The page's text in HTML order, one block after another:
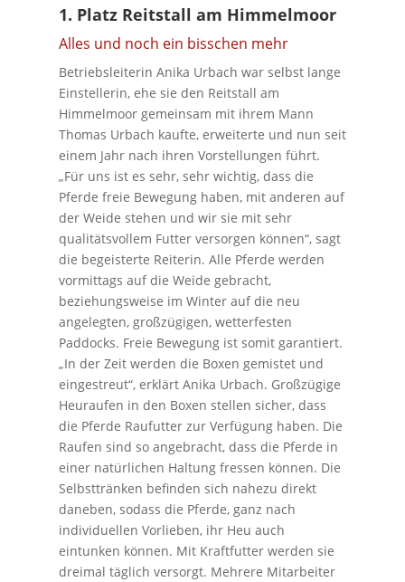
1. Platz Reitstall am Himmelmoor
Alles und noch ein bisschen mehr
Betriebsleiterin Anika Urbach war selbst lange
Einstellerin, ehe sie den Reitstall am
Himmelmoor gemeinsam mit ihrem Mann
Thomas Urbach kaufte, erweiterte und nun seit
einem Jahr nach ihren Vorstellungen führt.
„Für uns ist es sehr, sehr wichtig, dass die
Pferde freie Bewegung haben, mit anderen auf
der Weide stehen und wir sie mit sehr
qualitätsvollem Futter versorgen können“, sagt
die begeisterte Reiterin. Alle Pferde werden
vormittags auf die Weide gebracht,
beziehungsweise im Winter auf die neu
angelegten, großzügigen, wetterfesten
Paddocks. Freie Bewegung ist somit garantiert.
„In der Zeit werden die Boxen gemistet und
eingestreut“, erklärt Anika Urbach. Großzügige
Heuraufen in den Boxen stellen sicher, dass
die Pferde Raufutter zur Verfügung haben. Die
Raufen sind so angebracht, dass die Pferde in
einer natürlichen Haltung fressen können. Die
Selbsttränken befinden sich nahezu direkt
daneben, sodass die Pferde, ganz nach
individuellen Vorlieben, ihr Heu auch
eintunken können. Mit Kraftfutter werden sie
dreimal täglich versorgt. Mehrere Mitarbeiter